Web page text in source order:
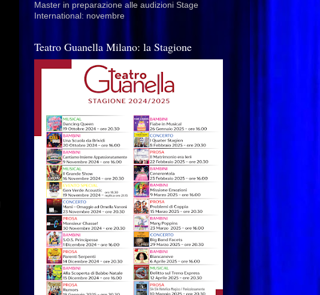
Master in preparazione alle audizioni Stage
International: novembre
Teatro Guanella Milano: la Stagione